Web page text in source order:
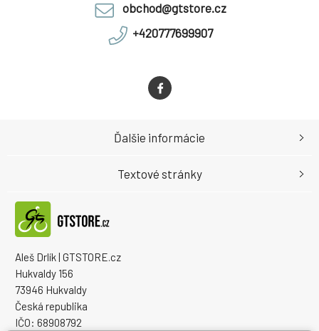
obchod@gtstore.cz
+420777699907
Aleš Drlík | GTSTORE.cz
Hukvaldy 156
73946 Hukvaldy
Česká republika
IČO: 68908792
Ďalšie informácie
Textové stránky